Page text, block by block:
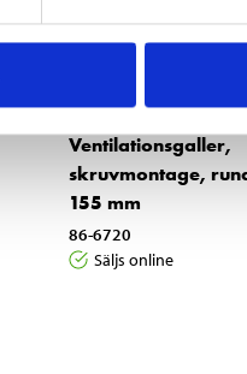
495
Ventilationsgaller,
skruvmontage,
155 mm
86-6720
Säljs online